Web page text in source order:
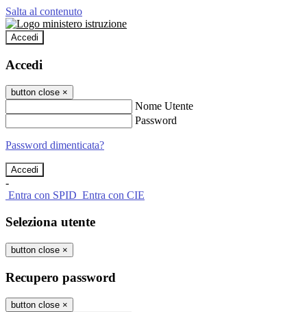
Salta al contenuto
Accedi
Accedi
button close ×
Nome Utente
Password
Password dimenticata?
-
Entra con SPID Entra con CIE
Seleziona utente
button close ×
Recupero password
button close ×